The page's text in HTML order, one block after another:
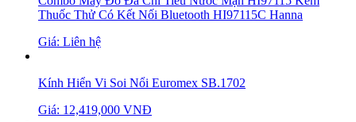
Thuốc Thử Có Kết Nối Bluetooth HI97115C Hanna
Giá: Liên hệ
Kính Hiển Vi Soi Nổi Euromex SB.1702
Giá: 12,419,000 VNĐ